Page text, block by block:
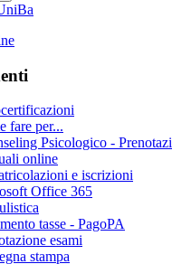
fare per...
Psicologico -
online
e iscrizioni
Office 365
tasse - PagoPA
esami
stampa